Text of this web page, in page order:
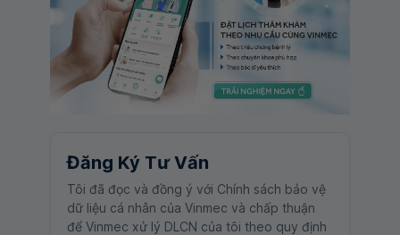
Đăng Ký Tư Vấn
Tôi đã đọc và đồng ý với Chính sách bảo vệ
dữ liệu cá nhân của Vinmec và chấp thuận
để Vinmec xử lý DLCN của tôi theo quy định